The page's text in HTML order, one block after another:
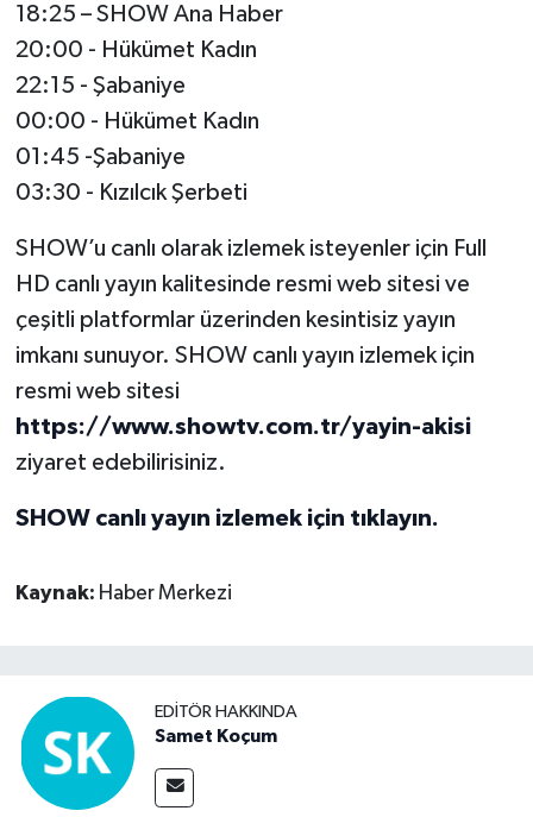
18:25 – SHOW Ana Haber
20:00 - Hükümet Kadın
22:15 - Şabaniye
00:00 - Hükümet Kadın
01:45 -Şabaniye
03:30 - Kızılcık Şerbeti
SHOW’u canlı olarak izlemek isteyenler için Full
HD canlı yayın kalitesinde resmi web sitesi ve
çeşitli platformlar üzerinden kesintisiz yayın
imkanı sunuyor. SHOW canlı yayın izlemek için
resmi web sitesi
https://www.showtv.com.tr/yayin-akisi
ziyaret edebilirisiniz.
SHOW canlı yayın izlemek için tıklayın.
Kaynak: Haber Merkezi
EDITÖR HAKKINDA
Samet Koçum